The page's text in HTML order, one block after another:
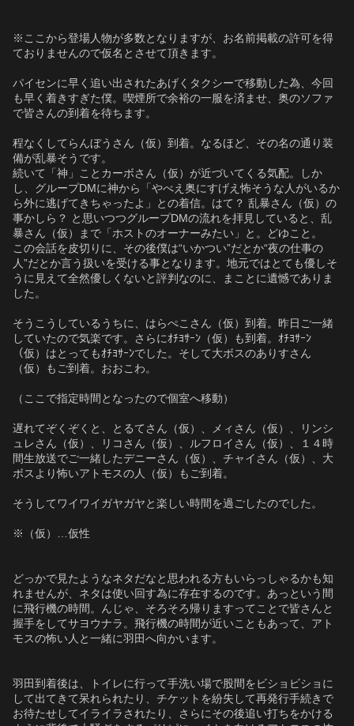
※ここから登場人物が多数となりますが、お名前掲載の許可を得
ておりませんので仮名とさせて頂きます。
パイセンに早く追い出されたあげくタクシーで移動した為、今回
も早く着きすぎた僕。喫煙所で余裕の一服を済ませ、奥のソファ
で皆さんの到着を待ちます。
程なくしてらんぼうさん（仮）到着。なるほど、その名の通り装
備が乱暴そうです。
続いて「神」ことカーボさん（仮）が近づいてくる気配。しか
し、グループDMに神から「やべえ奥にすげえ怖そうな人がいるか
ら外に逃げてきちゃったよ」との着信。はて？ 乱暴さん（仮）の
事かしら？ と思いつつグループDMの流れを拝見していると、乱
暴さん（仮）まで「ホストのオーナーみたい」と。どゆこと。
この会話を皮切りに、その後僕は“いかつい”だとか“夜の仕事の
人”だとか言う扱いを受ける事となります。地元ではとても優しそ
うに見えて全然優しくないと評判なのに、まことに遺憾でありま
した。
そうこうしているうちに、はらぺこさん（仮）到着。昨日ご一緒
していたので気楽です。さらにｵﾁﾖｻｰﾝ（仮）も到着。ｵﾁﾖｻｰﾝ
（仮）はとってもｵﾁﾖｻｰﾝでした。そして大ボスのありすさん
（仮）もご到着。おおこわ。
（ここで指定時間となったので個室へ移動）
遅れてぞくぞくと、とるてさん（仮）、メィさん（仮）、リンシ
ュレさん（仮）、リコさん（仮）、ルフロイさん（仮）、１４時
間生放送でご一緒したデニーさん（仮）、チャイさん（仮）、大
ボスより怖いアトモスの人（仮）もご到着。
そうしてワイワイガヤガヤと楽しい時間を過ごしたのでした。
※（仮）…仮性
どっかで見たようなネタだなと思われる方もいらっしゃるかも知
れませんが、ネタは使い回す為に存在するのです。あっという間
に飛行機の時間。んじゃ、そろそろ帰りますってことで皆さんと
握手をしてサヨウナラ。飛行機の時間が近いこともあって、アト
モスの怖い人と一緒に羽田へ向かいます。
羽田到着後は、トイレに行って手洗い場で股間をビショビショに
して出てきて呆れられたり、チケットを紛失して再発行手続きで
お待たせしてイライラされたり、さらにその後追い打ちをかける